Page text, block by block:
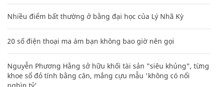
Nhiều điểm bất thường ở bằng đại học của Lý Nhã Kỳ
20 số điện thoại ma ám bạn không bao giờ nên gọi
Nguyễn Phương Hằng sở hữu khối tài sản "siêu khủng", từng
khoe sổ đỏ tính bằng cân, mắng cựu mẫu 'không có nổi
nghìn tỷ'